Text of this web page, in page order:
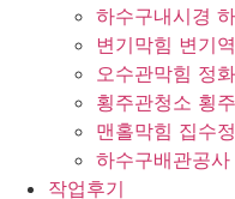
하수구내시경
변기막힘 변기
오수관막힘 정
횡주관청소 횡
맨홀막힘 집수
하수구배관공
작업후기